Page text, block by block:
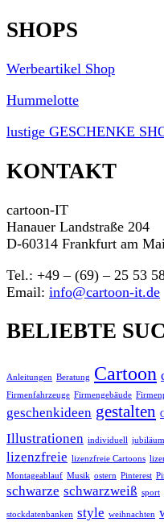
SHOPS
Werbeartikel Shop
Hummelotte
lustige GESCHENKE
KONTAKT
cartoon-IT
Hanauer Landstraße 204
D-60314 Frankfurt am
Tel.: +49 – (69) – 25 53
Email: info@cartoon-it.de
BELIEBTE
Anleitungen Beratung Cartoon
Firmenfahrzeuge Firmengebäude
geschenkideen gestalten
Illustrationen individuell jubiläum
lizenzfreie lizenzfreie Cartoons
Montageablauf Musik ostern Pinterest
schwarze schwarzweiß sport
stockdatenbanken style weihnachten